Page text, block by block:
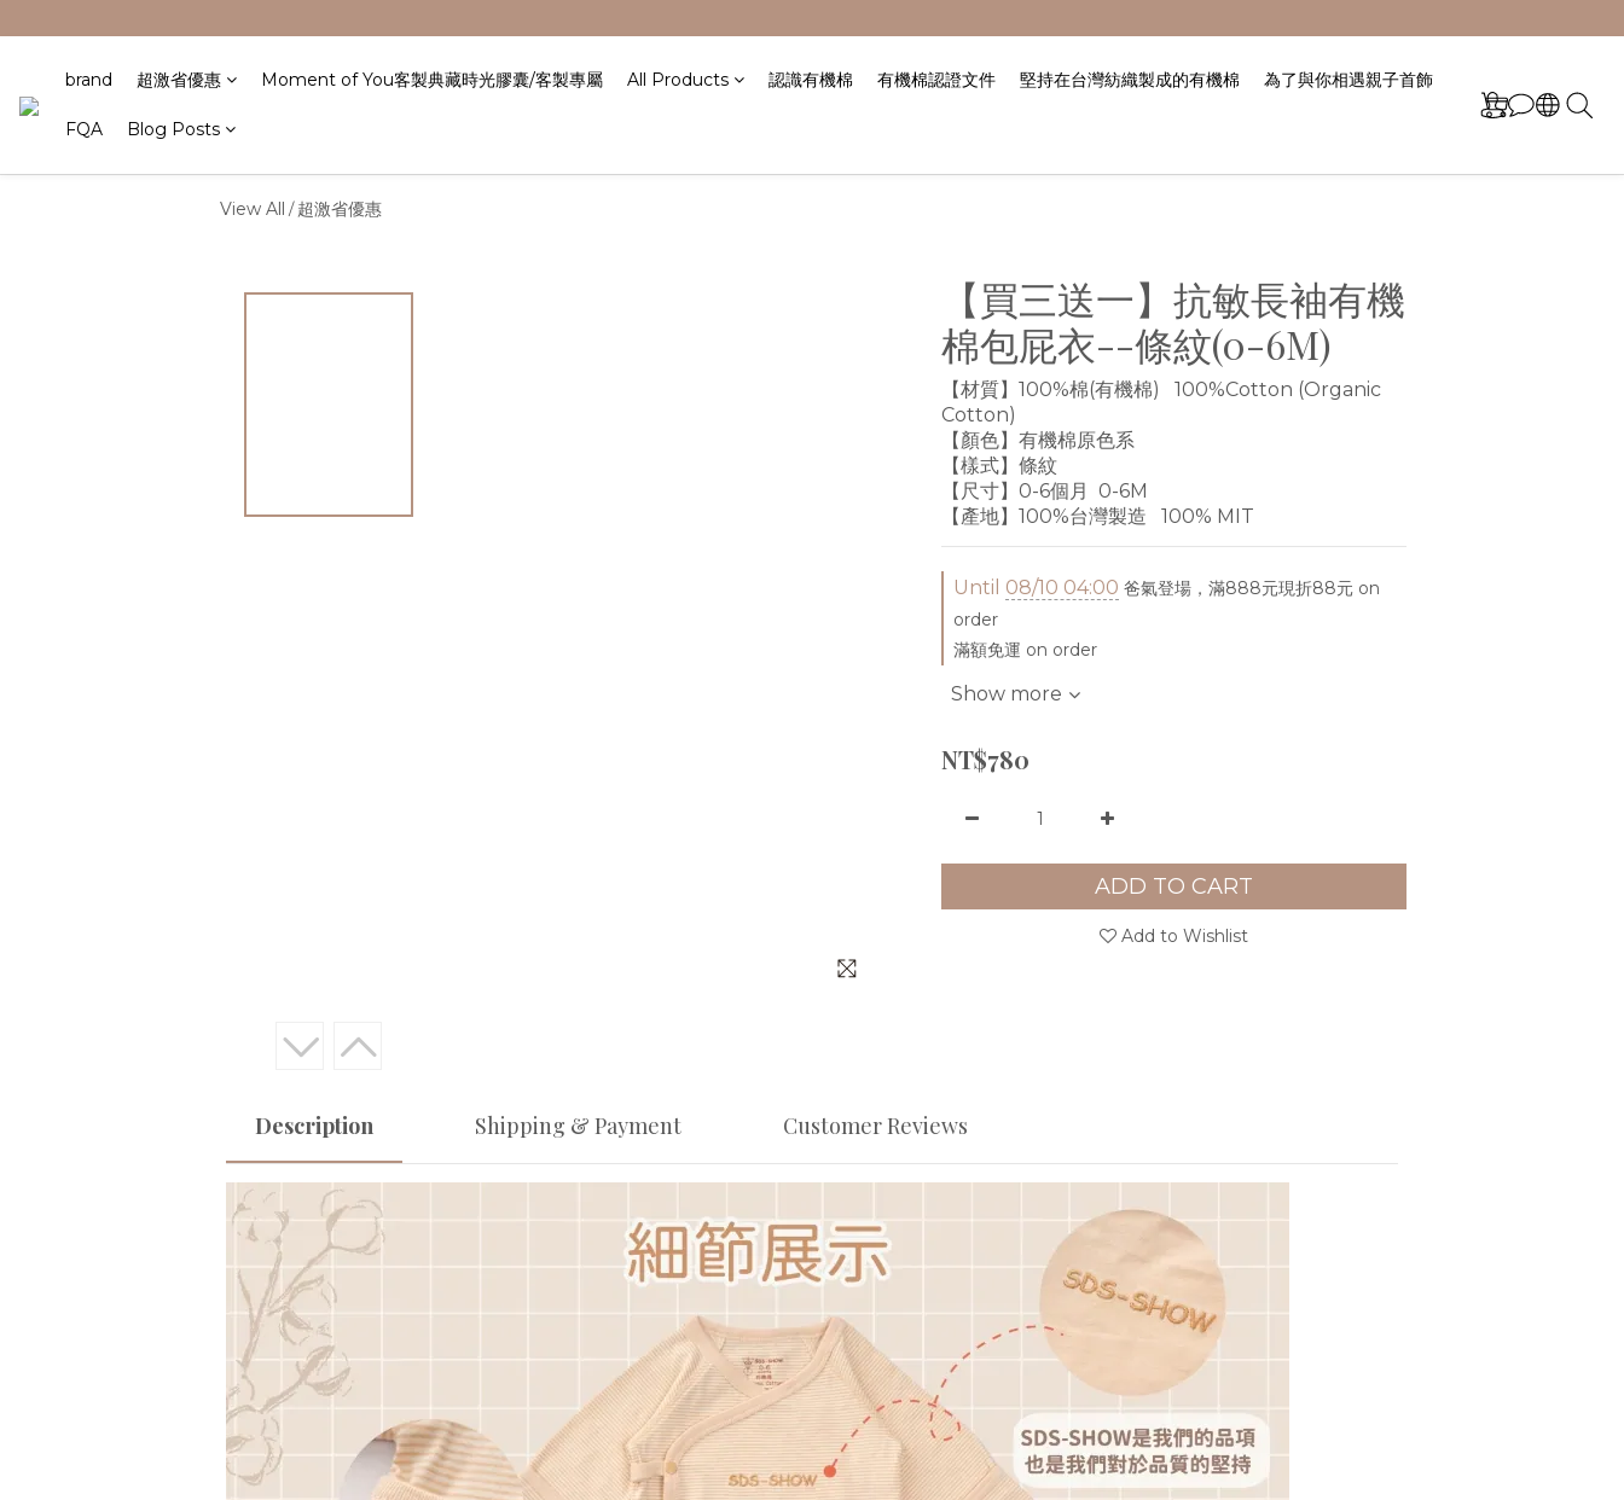
brand 超激省優惠 Moment of You客製典藏時光膠囊/客製專屬 All Products 認識有機棉 有機棉認證文件 堅持在台灣紡織製成的有機棉 為了與你相遇親子首飾
FQA Blog Posts
View All /超激省優惠
【買三送一】抗敏長袖有機
棉包屁衣--條紋(0-6M)
【材質】100%棉(有機棉)   100%Cotton (Organic
Cotton)
【顏色】有機棉原色系
【樣式】條紋
【尺寸】0-6個月  0-6M
【產地】100%台灣製造   100% MIT
Until 08/10 04:00 爸氣登場，滿888元現折88元 on
order
滿額免運 on order
Show more
NT$780
ADD TO CART
Add to Wishlist
Description Shipping & Payment Customer Reviews